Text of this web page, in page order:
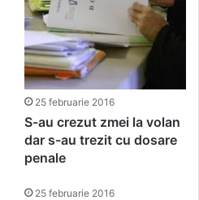
25 februarie 2016
S-au crezut zmei la volan
dar s-au trezit cu dosare
penale
25 februarie 2016